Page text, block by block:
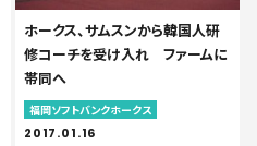
ホークス、サムスンから韓国人研
修コーチを受け入れ ファームに
帯同へ
福岡ソフトバンクホークス
2017.01.16